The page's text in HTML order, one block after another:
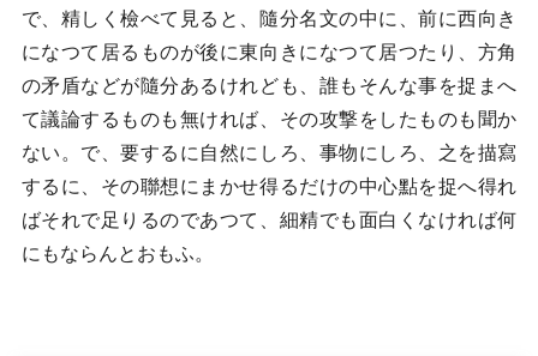
で、精しく檢べて見ると、隨分名文の中に、前に西向き
になつて居るものが後に東向きになつて居つたり、方角
の矛盾などが隨分あるけれども、誰もそんな事を捉まへ
て議論するものも無ければ、その攻撃をしたものも聞か
ない。で、要するに自然にしろ、事物にしろ、之を描寫
するに、その聯想にまかせ得るだけの中心點を捉へ得れ
ばそれで足りるのであつて、細精でも面白くなければ何
にもならんとおもふ。